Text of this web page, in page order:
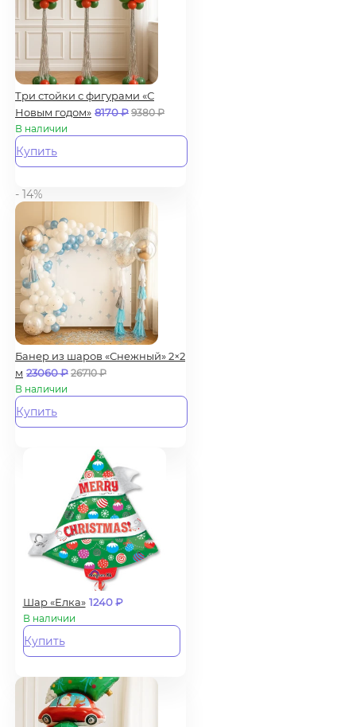
Три стойки с фигурами «С
Новым годом» 8170₽ 9380₽
В наличии
Купить
- 14%
Банер из шаров «Снежный» 2×2
м 23060₽ 26710₽
В наличии
Купить
Шар «Елка» 1240₽
В наличии
Купить